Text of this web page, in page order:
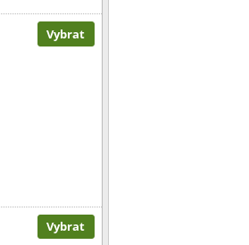
Vybrat
Vybrat